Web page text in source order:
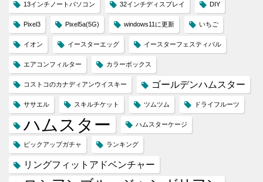
13インチノートパソコン 32インチディスプレイ DIY
Pixel3 Pixel5a(5G) windows11に更新 いちご
イオン イースターエッグ イースターフェスティバル
エアコンフィルター カラーボックス
コストコのカナディアンウイスキー ゴールデンハムスター
ササエル スキルチケット ツムツム ドライフルーツ
ハムスター ハムスターケージ
ピックアップガチャ ランキング
リングフィットアドベンチャー